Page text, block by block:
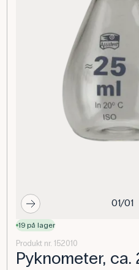
01/01
19 på lager
Produkt nr. 152010
Pyknometer,